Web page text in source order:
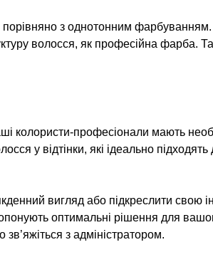
з однотонним
волосся, як професійна фарба.
професіонали мають
у відтінки, які ідеально
вигляд або підкреслити свою
оптимальні рішення для
з адміністратором.